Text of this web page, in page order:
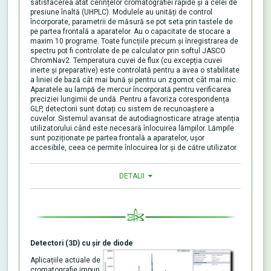
satisfacerea atât cerințelor cromatografiei rapide și a celei de
presiune înaltă (UHPLC). Modulele au unități de control
încorporate, parametrii de măsură se pot seta prin tastele de
pe partea frontală a aparatelor. Au o capacitate de stocare a
maxim 10 programe. Toate funcțiile precum și înregistrarea de
spectru pot fi controlate de pe calculator prin softul JASCO
ChromNav2. Temperatura cuvei de flux (cu excepția cuvei
inerte și preparative) este controlată pentru a avea o stabilitate
a liniei de bază cât mai bună și pentru un zgomot cât mai mic.
Aparatele au lampă de mercur încorporată pentru verificarea
preciziei lungimii de undă. Pentru a favoriza corespondența
GLP, detectorii sunt dotați cu sistem de recunoaștere a
cuvelor. Sistemul avansat de autodiagnosticare atrage atenția
utilizatorului când este necesară înlocuirea lămpilor. Lămpile
sunt poziționate pe partea frontală a aparatelor, ușor
accesibile, ceea ce permite înlocuirea lor și de către utilizator.
DETALII
Detectori (3D) cu șir de diode
Aplicațiile actuale de